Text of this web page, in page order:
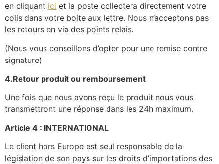
en cliquant ici et la poste collectera directement votre
colis dans votre boite aux lettre. Nous n’acceptons pas
les retours en via des points relais.
(Nous vous conseillons d’opter pour une remise contre
signature)
4.Retour produit ou remboursement
Une fois que nous avons reçu le produit nous vous
transmettront une réponse dans les 24h maximum.
Article 4 : INTERNATIONAL
Le client hors Europe est seul responsable de la
législation de son pays sur les droits d’importations des